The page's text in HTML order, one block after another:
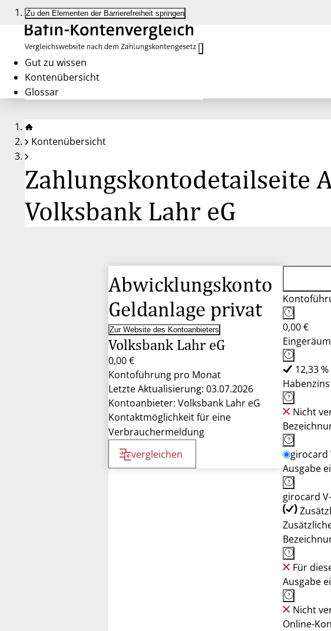
Zu den Elementen der Barrierefreiheit springen
Gut zu wissen
Kontenübersicht
Glossar
Kontenübersicht
Zahlungskontodetailseite
Volksbank Lahr eG
Abwicklungskonto
Geldanlage privat
Zur Website des Kontoanbieters
Volksbank Lahr eG
0,00 €
Kontoführung pro Monat
Letzte Aktualisierung: 03.07.2026
Kontoanbieter: Volksbank Lahr eG
Kontaktmöglichkeit für eine
Verbrauchermeldung
vergleichen
0,00 €
12,33
Habenzins
Nicht
girocard
Ausgabe
girocard
Für
Ausgabe
Nicht
Online-